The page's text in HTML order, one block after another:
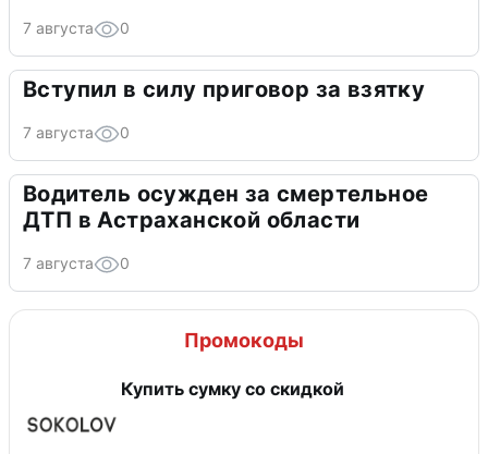
7 августа 0
Вступил в силу приговор за взятку
7 августа 0
Водитель осужден за смертельное
ДТП в Астраханской области
7 августа 0
Промокоды
Купить сумку со скидкой